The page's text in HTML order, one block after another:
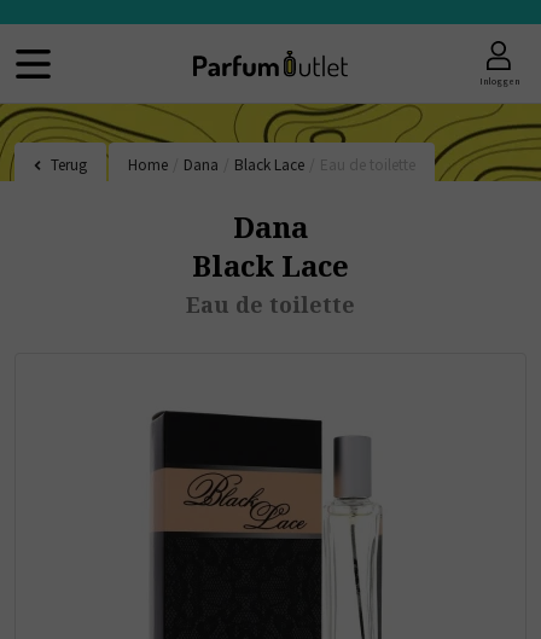
Inloggen
Terug Home Dana Black Lace
Dana
Black Lace
Eau de toilette